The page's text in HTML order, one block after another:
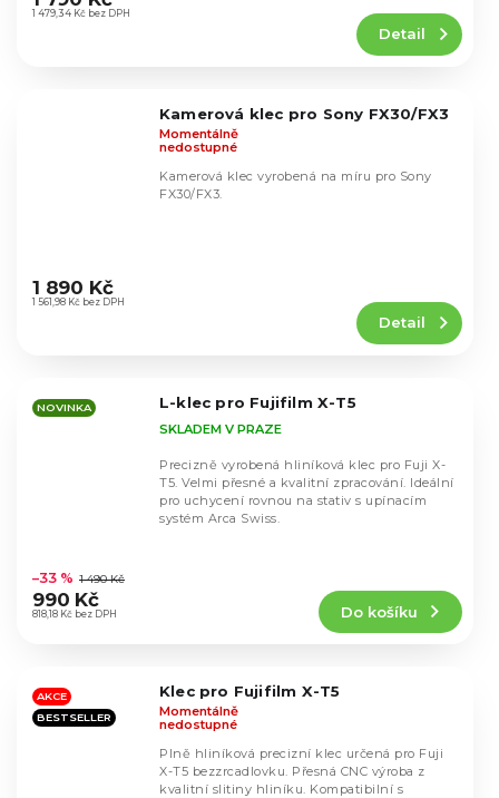
produktu
1 479,34 Kč bez DPH
Detail
Kamerová klec pro Sony FX30/FX3
hodnocení
produktu
hvězdiček.
Momentálně
nedostupné
1 561,98 Kč bez DPH
1 890 Kč
Detail
Kamerová klec vyrobená na míru pro Sony
FX30/FX3.
NOVINKA L-klec pro Fujifilm X-T5
hodnocení
produktu
je
hvězdiček.
SKLADEM V PRAZE
818,18 Kč bez DPH
–33 % 1 490 Kč
990 Kč
Do košíku
Precizně vyrobená hliníková klec pro Fuji X-
T5. Velmi přesné a kvalitní zpracování. Ideální
pro uchycení rovnou na stativ s upínacím
systém Arca Swiss.
AKCE
BESTSELLER
Klec pro Fujifilm X-T5
Momentálně
nedostupné
Plně hliníková precizní klec určená pro Fuji
X-T5 bezzrcadlovku. Přesná CNC výroba z
kvalitní slitiny hliníku. Kompatibilní s